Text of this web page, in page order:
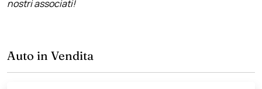
nostri associati!
Auto in Vendita